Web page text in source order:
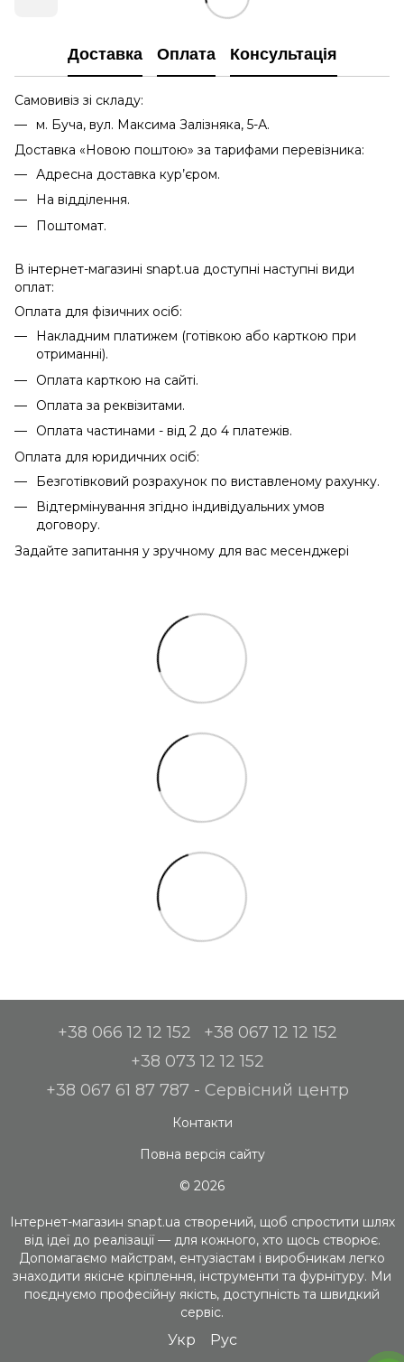
Доставка Оплата Консультація
Самовивіз зі складу:
м. Буча, вул. Максима Залізняка, 5-А.
Доставка «Новою поштою» за тарифами перевізника:
Адресна доставка кур’єром.
На відділення.
Поштомат.
В інтернет-магазині snapt.ua доступні наступні види
оплат:
Оплата для фізичних осіб:
Накладним платижем (готівкою або карткою при
отриманні).
Оплата карткою на сайті.
Оплата за реквізитами.
Оплата частинами - від 2 до 4 платежів.
Оплата для юридичних осіб:
Безготівковий розрахунок по виставленому рахунку.
Відтермінування згідно індивідуальних умов
договору.
Задайте запитання у зручному для вас месенджері
+38 066 12 12 152
+38 067 12 12 152
+38 073 12 12 152
+38 067 61 87 787 - Сервісний центр
Контакти
Повна версія сайту
© 2026
Інтернет-магазин snapt.ua створений, щоб спростити шлях
від ідеї до реалізації — для кожного, хто щось створює.
Допомагаємо майстрам, ентузіастам і виробникам легко
знаходити якісне кріплення, інструменти та фурнітуру. Ми
поєднуємо професійну якість, доступність та швидкий
сервіс.
Укр Рус